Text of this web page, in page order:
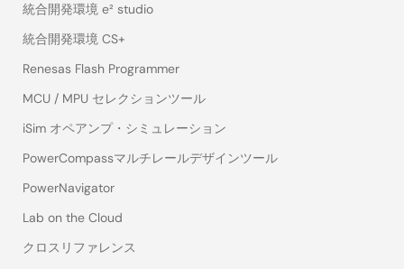
統合開発環境 e² studio
統合開発環境 CS+
Renesas Flash Programmer
MCU / MPU セレクションツール
iSim オペアンプ・シミュレーション
PowerCompassマルチレールデザインツール
PowerNavigator
Lab on the Cloud
クロスリファレンス